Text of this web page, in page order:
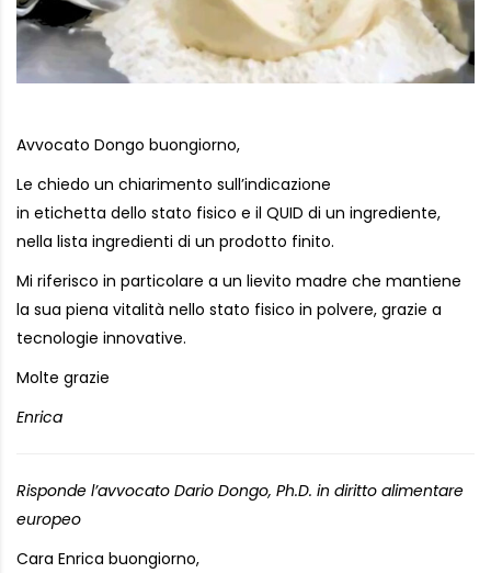
Avvocato Dongo buongiorno,
Le chiedo un chiarimento sull’indicazione
in etichetta dello stato fisico e il QUID di un ingrediente,
nella lista ingredienti di un prodotto finito.
Mi riferisco in particolare a un lievito madre che mantiene
la sua piena vitalità nello stato fisico in polvere, grazie a
tecnologie innovative.
Molte grazie
Enrica
Risponde l’avvocato Dario Dongo, Ph.D. in diritto alimentare
europeo
Cara Enrica buongiorno,